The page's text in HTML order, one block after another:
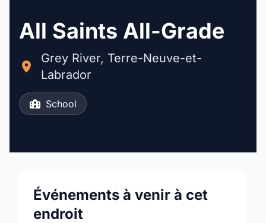
All Saints All-Grade
Grey River, Terre-Neuve-et-
Labrador
School
Événements à venir à cet
endroit